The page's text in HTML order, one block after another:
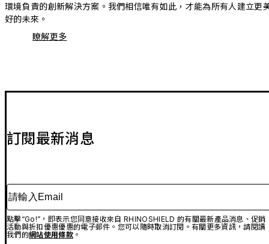
環境負責的創新解決方案。我們相信唯有如此，才能為所有人建立更
好的未來。
瞭解更多
訂閱最新消息
請輸入Email
點擊“Go!”，即表示您同意接收來自 RHINOSHIELD 的有關最新產品消息、促銷
活動與折扣優惠優惠的電子郵件。您可以隨時取消訂閱。有關更多資訊，請閱讀
我們的網站使用條款。